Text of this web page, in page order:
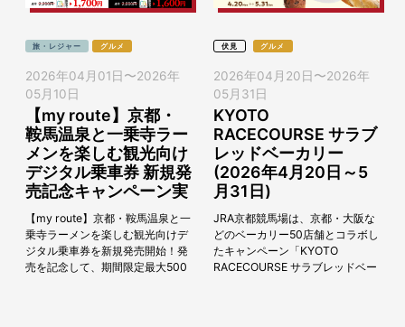
旅・レジャー グルメ
2026年04月01日 〜2026年
05月10日
【my route】京都・
鞍馬温泉と一乗寺ラー
メンを楽しむ観光向け
デジタル乗車券 新規発
売記念キャンペーン実
施♪(2026年4月1日〜
5月10日)
【my route】京都・鞍馬温泉と一
乗寺ラーメンを楽しむ観光向けデ
ジタル乗車券を新規発売開始！発
売を記念して、期間限定最大500
伏見 グルメ
2026年04月20日 〜2026年
05月31日
KYOTO
RACECOURSE サラブ
レッドベーカリー
(2026年4月20日～5
月31日)
JRA京都競馬場は、京都・大阪な
どのベーカリー50店舗とコラボし
たキャンペーン「KYOTO
RACECOURSE サラブレッドベー